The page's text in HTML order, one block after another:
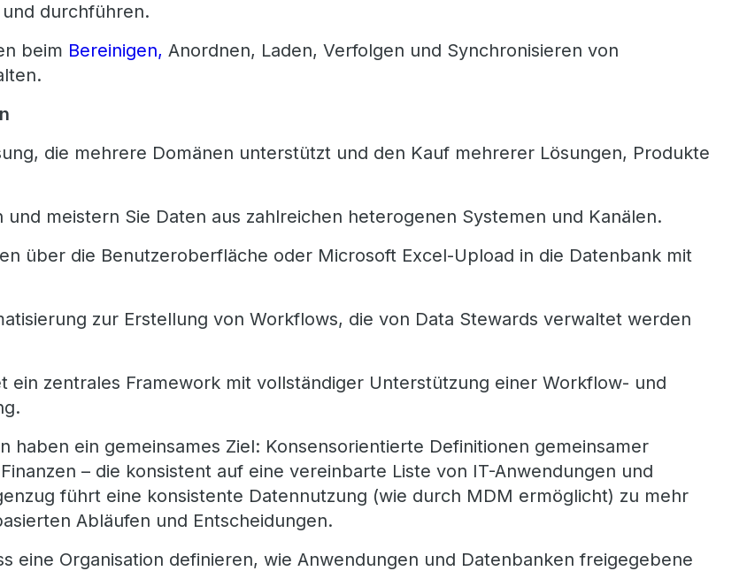
durchführen.
beim Bereinigen, Anordnen, Laden, Verfolgen und Synchronisieren von
die mehrere Domänen unterstützt und den Kauf mehrerer Lösungen, Produkte
meistern Sie Daten aus zahlreichen heterogenen Systemen und Kanälen.
über die Benutzeroberfläche oder Microsoft Excel-Upload in die Datenbank mit
zur Erstellung von Workflows, die von Data Stewards verwaltet werden
ein zentrales Framework mit vollständiger Unterstützung einer Workflow- und
haben ein gemeinsames Ziel: Konsensorientierte Definitionen gemeinsamer
– die konsistent auf eine vereinbarte Liste von IT-Anwendungen und
führt eine konsistente Datennutzung (wie durch MDM ermöglicht) zu mehr
Abläufen und Entscheidungen.
eine Organisation definieren, wie Anwendungen und Datenbanken freigegebene